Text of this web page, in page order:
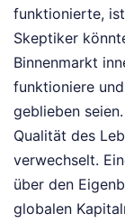
funktionierte,
Skeptiker
Binnenmarkt
funktioniere
geblieben
Qualität des
verwechselt.
über den
globalen